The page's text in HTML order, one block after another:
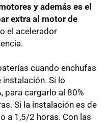
y además es el
extra al motor de
el acelerador
cuando enchufas
Si lo
para cargarlo al 80%
Si la instalación es de
a 1,5/2 horas. Con las